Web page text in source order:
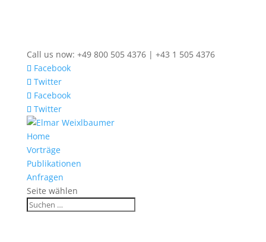
Call us now: +49 800 505 4376 | +43 1 505 4376
Facebook
Twitter
Facebook
Twitter
Home
Vorträge
Publikationen
Anfragen
Seite wählen